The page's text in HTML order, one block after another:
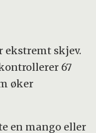
ekstremt skjev.
67
øker
en mango eller